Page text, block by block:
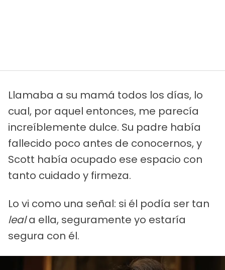
Llamaba a su mamá todos los días, lo
cual, por aquel entonces, me parecía
increíblemente dulce. Su padre había
fallecido poco antes de conocernos, y
Scott había ocupado ese espacio con
tanto cuidado y firmeza.
Lo vi como una señal: si él podía ser tan
leala ella, seguramente yo estaría
segura con él.